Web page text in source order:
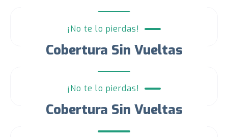
¡No te lo pierdas!
Cobertura Sin Vueltas
¡No te lo pierdas!
Cobertura Sin Vueltas